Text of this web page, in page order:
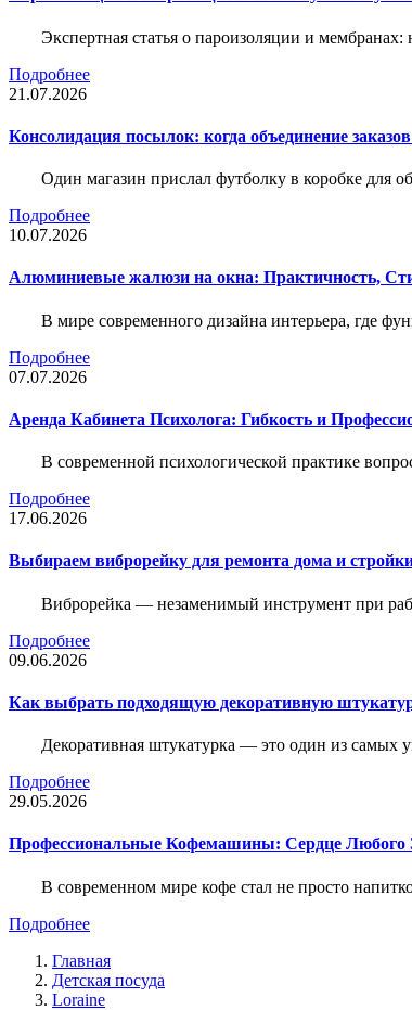
Экспертная статья о пароизоляции и
Подробнее
21.07.2026
Консолидация посылок: когда объединение
Один магазин прислал футболку в коробке для
Подробнее
10.07.2026
Алюминиевые жалюзи на окна: Практичность,
В мире современного дизайна интерьера, где
Подробнее
07.07.2026
Аренда Кабинета Психолога: Гибкость и
В современной психологической практике
Подробнее
17.06.2026
Выбираем виброрейку для ремонта дома и
Виброрейка — незаменимый инструмент при
Подробнее
09.06.2026
Как выбрать подходящую декоративную
Декоративная штукатурка — это один из самых
Подробнее
29.05.2026
Профессиональные Кофемашины: Сердце Любого
В современном мире кофе стал не просто
Подробнее
Главная
Детская посуда
Loraine